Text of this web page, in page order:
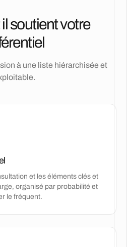
soutient votre
à une liste hiérarchisée et
et les éléments clés et
organisé par probabilité et
le fréquent.